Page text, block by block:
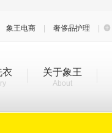
象王电商 奢侈品护理 
衣 关于象王
About